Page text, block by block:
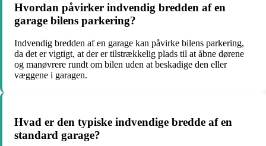
Hvordan påvirker indvendig bredden af en
garage bilens parkering?
Indvendig bredden af en garage kan påvirke bilens parkering,
da det er vigtigt, at der er tilstrækkelig plads til at åbne dørene
og manøvrere rundt om bilen uden at beskadige den eller
væggene i garagen.
Hvad er den typiske indvendige bredde af en
standard garage?